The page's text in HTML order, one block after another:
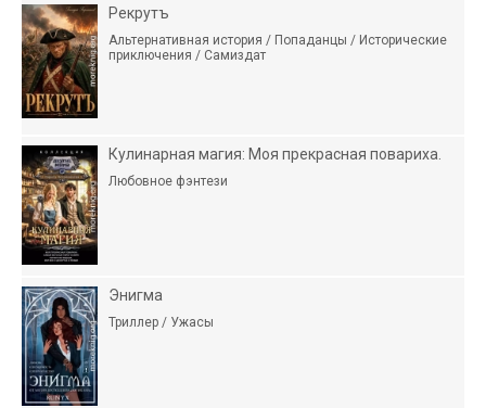
Рекрутъ
Альтернативная история / Попаданцы / Исторические
приключения / Самиздат
Кулинарная магия: Моя прекрасная повариха.
Любовное фэнтези
Энигма
Триллер / Ужасы